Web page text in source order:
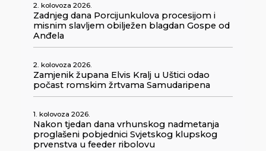
2. kolovoza 2026.
Zadnjeg dana Porcijunkulova procesijom i
misnim slavljem obilježen blagdan Gospe od
Anđela
2. kolovoza 2026.
Zamjenik župana Elvis Kralj u Uštici odao
počast romskim žrtvama Samudaripena
1. kolovoza 2026.
Nakon tjedan dana vrhunskog nadmetanja
proglašeni pobjednici Svjetskog klupskog
prvenstva u feeder ribolovu